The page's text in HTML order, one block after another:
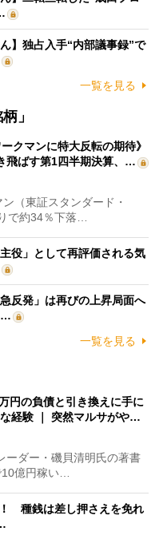
】独占入手“内部議事録”で
一覧を見る
」
クマンに特大反転の期待》
飛ばす第1四半期決算、…
（東証スタンダード・
で約34％下落…
役」として再評価される気
反発」は再びの上昇局面へ
…
一覧を見る
円の負債と引き換えに手に
経験 ｜ 突然マルサがや…
ダー・磯貝清明氏の著書
億円稼い…
！ 種銭は差し押さえを免れ